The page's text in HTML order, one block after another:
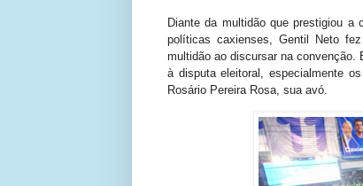
Diante da multidão que prestigiou a
políticas caxienses, Gentil Neto
multidão ao discursar na convenção.
à disputa eleitoral, especialmente
Rosário Pereira Rosa, sua avó.